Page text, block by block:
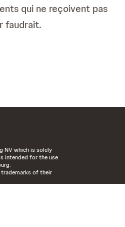
qui ne reçoivent pas
faudrait.
NV which is solely
intended for the use
of their